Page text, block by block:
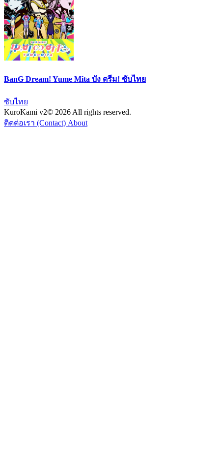
BanG Dream! Yume Mita บัง ดรีม! ซับไทย
ซับไทย
KuroKami v2© 2026 All rights reserved.
ติดต่อเรา (Contact) About